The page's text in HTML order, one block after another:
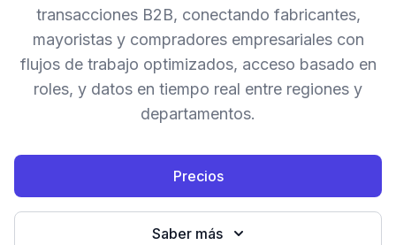
transacciones B2B, conectando fabricantes,
mayoristas y compradores empresariales con
flujos de trabajo optimizados, acceso basado en
roles, y datos en tiempo real entre regiones y
departamentos.
Precios
Saber más